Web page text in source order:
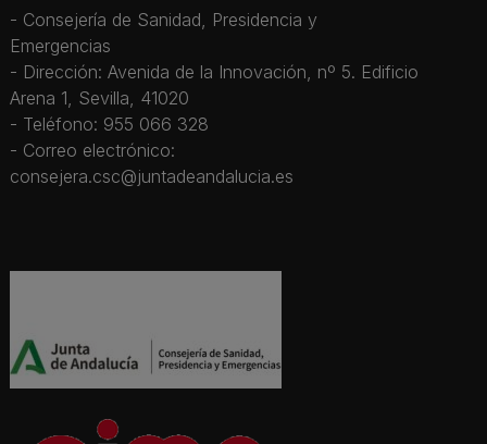
- Consejería de Sanidad, Presidencia y
Emergencias
- Dirección: Avenida de la Innovación, nº 5. Edificio
Arena 1, Sevilla, 41020
- Teléfono: 955 066 328
- Correo electrónico:
consejera.csc@juntadeandalucia.es